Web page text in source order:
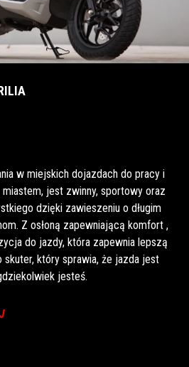
w miejskich dojazdach do pracy i
jest zwinny, sportowy oraz
dzięki zawieszeniu o długim
Z osłoną zapewniającą komfort ,
do jazdy, która zapewnia lepszą
który sprawia, że jazda jest
jesteś.